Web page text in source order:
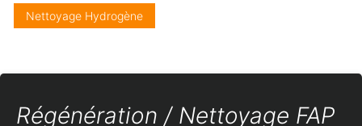
Nettoyage Hydrogène
Régénération / Nettoyage FAP